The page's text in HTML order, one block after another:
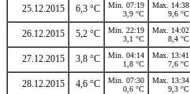
25.12.2015 6,3 °C
Min. 07:19
3,9 °C
Max. 14:38
9,6 °C
26.12.2015 5,2 °C
Min. 22:19
3,1 °C
Max. 14:02
8,4 °C
27.12.2015 3,8 °C
Min. 04:14
1,8 °C
Max. 13:41
7,6 °C
28.12.2015 4,6 °C
Min. 07:30
0,6 °C
Max. 13:34
9,3 °C